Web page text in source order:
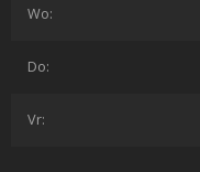
Wo:
Do:
Vr: